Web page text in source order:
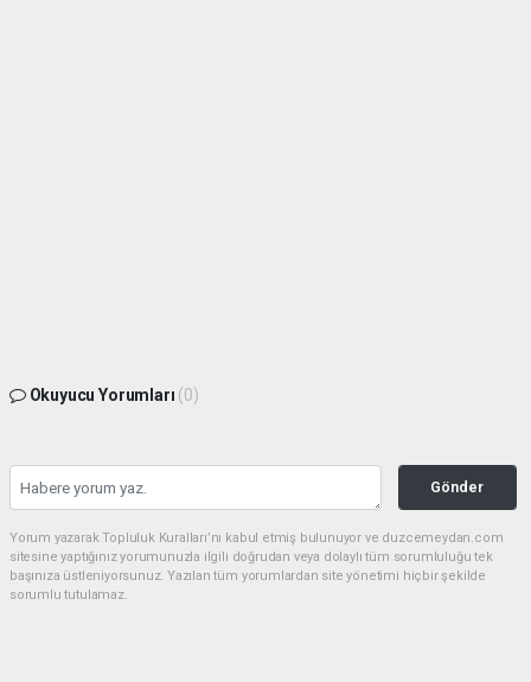
Okuyucu Yorumları (0)
Gönder
Yorum yazarak Topluluk Kuralları’nı kabul etmiş bulunuyor ve duzcemeydan.com
sitesine yaptığınız yorumunuzla ilgili doğrudan veya dolaylı tüm sorumluluğu tek
başınıza üstleniyorsunuz. Yazılan tüm yorumlardan site yönetimi hiçbir şekilde
sorumlu tutulamaz.